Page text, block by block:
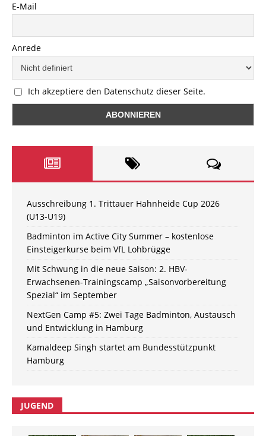
E-Mail
Anrede
Ich akzeptiere den Datenschutz dieser Seite.
Ausschreibung 1. Trittauer Hahnheide Cup 2026
(U13-U19)
Badminton im Active City Summer – kostenlose
Einsteigerkurse beim VfL Lohbrügge
Mit Schwung in die neue Saison: 2. HBV-
Erwachsenen-Trainingscamp „Saisonvorbereitung
Spezial“ im September
NextGen Camp #5: Zwei Tage Badminton, Austausch
und Entwicklung in Hamburg
Kamaldeep Singh startet am Bundesstützpunkt
Hamburg
JUGEND